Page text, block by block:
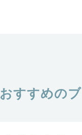
おすすめの